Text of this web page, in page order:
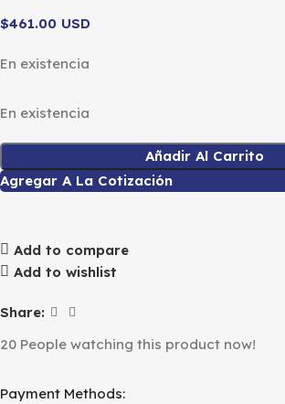
$461.00 USD
En existencia
En existencia
Añadir Al Carrito
Agregar A La Cotización
Add to compare
Add to wishlist
Share:
20 People watching this product now!
Payment Methods: